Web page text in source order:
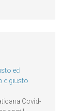
ed
e giusto
Covid-